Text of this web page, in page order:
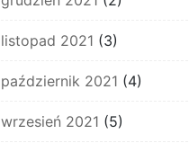
listopad 2021 (3)
październik 2021 (4)
wrzesień 2021 (5)